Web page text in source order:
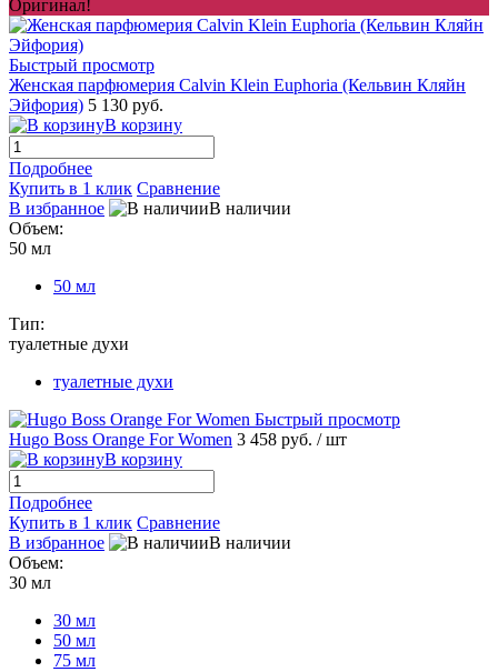
Оригинал!
Быстрый просмотр
Женская парфюмерия Calvin Klein Euphoria (Кельвин Кляйн
Эйфория) 5 130 руб.
В корзину
Подробнее
Купить в 1 клик Сравнение
В избранное
В наличии
Объем:
50 мл
50 мл
Тип:
туалетные духи
туалетные духи
Быстрый просмотр
Hugo Boss Orange For Women 3 458 руб. / шт
В корзину
Подробнее
Купить в 1 клик Сравнение
В избранное
В наличии
Объем:
30 мл
30 мл
50 мл
75 мл